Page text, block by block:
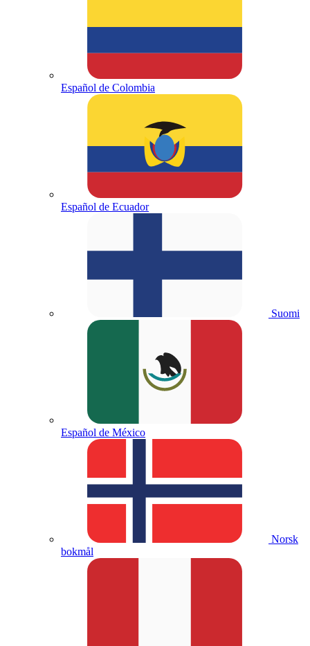
Español de Colombia
Español de Ecuador
Suomi
Español de México
Norsk
bokmål